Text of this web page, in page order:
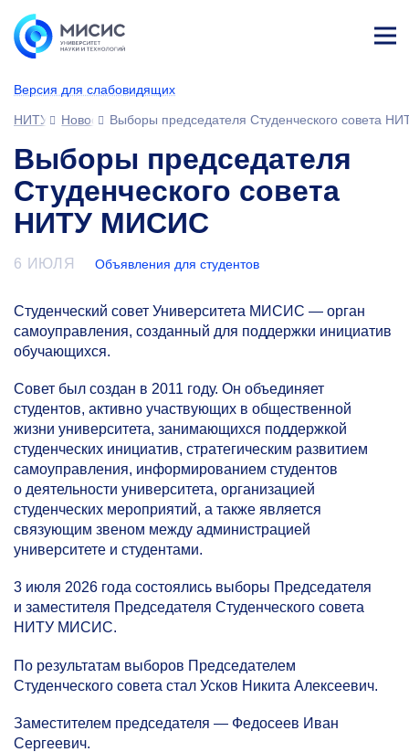
Версия для слабовидящих
ине
НИТУ МИСИС
НовостиВыборы председателя Студенческого совета
Выборы председателя
Студенческого совета
НИТУ МИСИС
6 ИЮЛЯ Объявления для студентов
Студенческий совет Университета МИСИС — орган
самоуправления, созданный для поддержки инициатив
обучающихся.
Совет был создан в 2011 году. Он объединяет
студентов, активно участвующих в общественной
жизни университета, занимающихся поддержкой
студенческих инициатив, стратегическим развитием
самоуправления, информированием студентов
о деятельности университета, организацией
студенческих мероприятий, а также является
связующим звеном между администрацией
университете и студентами.
3 июля 2026 года состоялись выборы Председателя
и заместителя Председателя Студенческого совета
НИТУ МИСИС.
По результатам выборов Председателем
Студенческого совета стал Усков Никита Алексеевич.
Заместителем председателя — Федосеев Иван
Сергеевич.